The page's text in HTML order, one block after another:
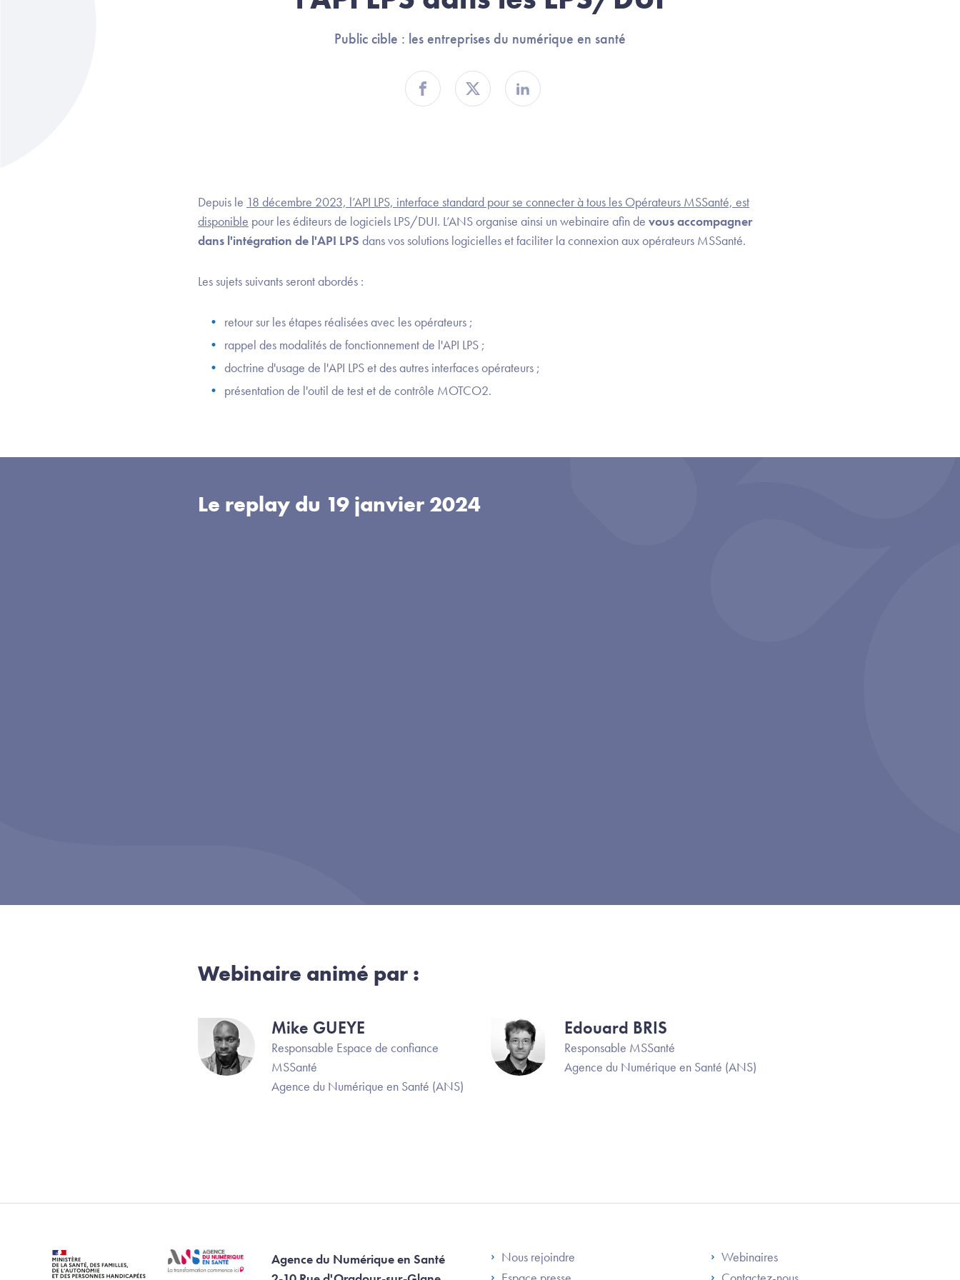
Public cible : les entreprises du numérique en santé
Partager sur Facebook
Partager sur TwitterPartager sur Linkedin
Depuis le 18 décembre 2023, l’API LPS, interface standard pour se connecter à tous les Opérateurs MSSanté, est
disponible pour les éditeurs de logiciels LPS/DUI. L’ANS organise ainsi un webinaire afin de vous accompagner
dans l'intégration de l'API LPS dans vos solutions logicielles et faciliter la connexion aux opérateurs MSSanté.
Les sujets suivants seront abordés :
retour sur les étapes réalisées avec les opérateurs ;
rappel des modalités de fonctionnement de l'API LPS ;
doctrine d'usage de l'API LPS et des autres interfaces opérateurs ;
présentation de l'outil de test et de contrôle MOTCO2.
Le replay du 19 janvier 2024
Webinaire animé par :
Image Mike GUEYE
Responsable Espace de confiance
MSSanté
Agence du Numérique en Santé (ANS)
Image Edouard BRIS
Responsable MSSanté
Agence du Numérique en Santé (ANS)
Agence du Numérique en Santé
Footer Left ANS
Nous rejoindre
Footer Right ANS
Webinaires